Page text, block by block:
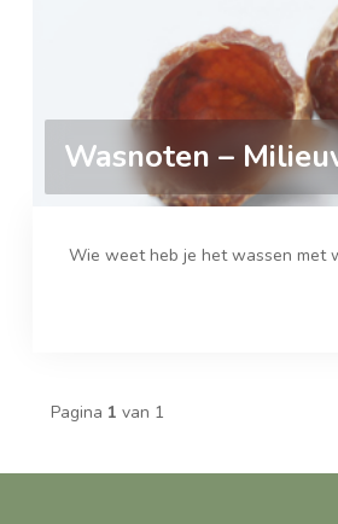
Wasnoten –
Wie weet heb je het wassen met
Pagina 1 van 1